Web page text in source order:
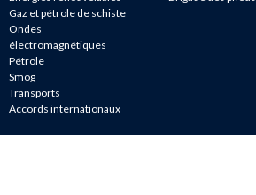
Gaz et pétrole de schiste
Ondes
électromagnétiques
Pétrole
Smog
Transports
Accords internationaux